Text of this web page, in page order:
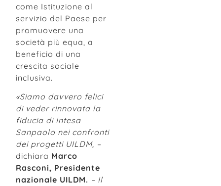
come Istituzione al
servizio del Paese per
promuovere una
società più equa, a
beneficio di una
crescita sociale
inclusiva.
«Siamo davvero felici
di veder rinnovata la
fiducia di Intesa
Sanpaolo nei confronti
dei progetti UILDM, –
dichiara Marco
Rasconi, Presidente
nazionale UILDM. – Il